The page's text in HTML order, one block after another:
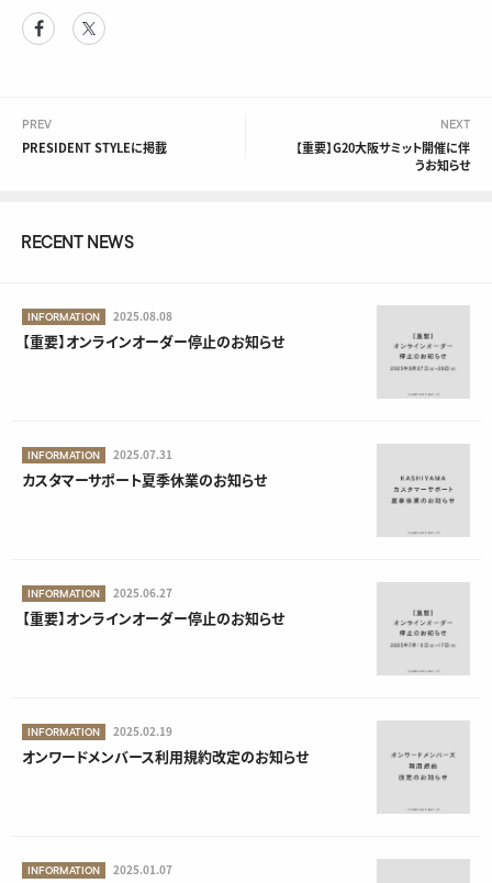
Facebook
PREV
PRESIDENT STYLEに掲載
NEXT
【重要】G20大阪サミット開催に伴
うお知らせ
RECENT NEWS
INFORMATION 2025.08.08
【重要】オンラインオーダー停止のお知らせ
INFORMATION 2025.07.31
カスタマーサポート夏季休業のお知らせ
INFORMATION 2025.06.27
【重要】オンラインオーダー停止のお知らせ
INFORMATION 2025.02.19
オンワードメンバース利用規約改定のお知らせ
INFORMATION 2025.01.07